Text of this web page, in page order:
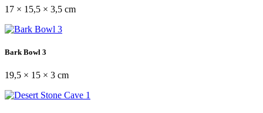
17 × 15,5 × 3,5 cm
Bark Bowl 3
19,5 × 15 × 3 cm